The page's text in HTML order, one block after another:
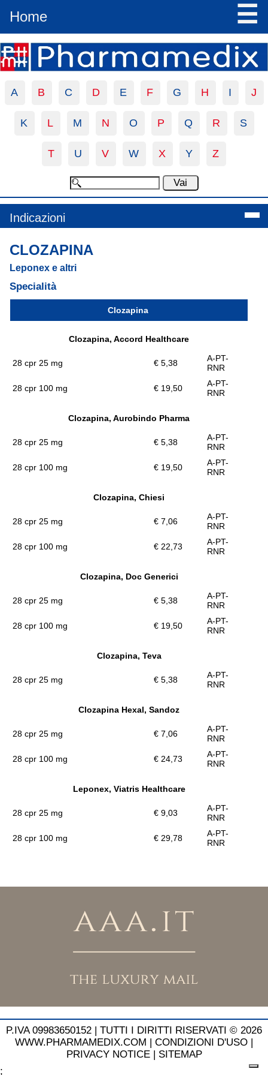
Home ☰
A B C D E F G H I J
K L M N O P Q R S
T U V W X Y Z
Indicazioni
CLOZAPINA
Leponex e altri
Specialità
Clozapina
Clozapina, Accord Healthcare
28 cpr 25 mg € 5,38
A-PT-
RNR
28 cpr 100 mg € 19,50
A-PT-
RNR
Clozapina, Aurobindo Pharma
28 cpr 25 mg € 5,38
A-PT-
RNR
28 cpr 100 mg € 19,50
A-PT-
RNR
Clozapina, Chiesi
28 cpr 25 mg € 7,06
A-PT-
RNR
28 cpr 100 mg € 22,73
A-PT-
RNR
Clozapina, Doc Generici
28 cpr 25 mg € 5,38
A-PT-
RNR
28 cpr 100 mg € 19,50
A-PT-
RNR
Clozapina, Teva
28 cpr 25 mg € 5,38
A-PT-
RNR
Clozapina Hexal, Sandoz
28 cpr 25 mg € 7,06
A-PT-
RNR
28 cpr 100 mg € 24,73
A-PT-
RNR
Leponex, Viatris Healthcare
28 cpr 25 mg € 9,03
A-PT-
RNR
28 cpr 100 mg € 29,78
A-PT-
RNR
P.IVA 09983650152 | TUTTI I DIRITTI RISERVATI © 2026
WWW.PHARMAMEDIX.COM | CONDIZIONI D'USO |
PRIVACY NOTICE| SITEMAP
;